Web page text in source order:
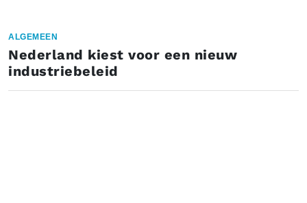
ALGEMEEN
Nederland kiest voor een nieuw
industriebeleid